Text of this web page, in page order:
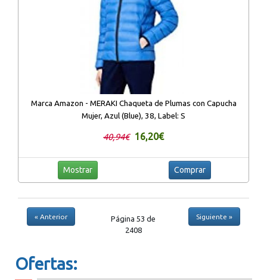
Marca Amazon - MERAKI Chaqueta de Plumas con Capucha
Mujer, Azul (Blue), 38, Label: S
40,94€ 16,20€
Mostrar Comprar
« Anterior
Página 53 de
2408
Siguiente »
Ofertas: